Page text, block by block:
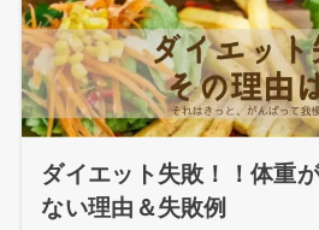
ダイエット失敗！！体重
ない理由＆失敗例